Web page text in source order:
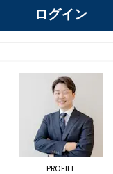
ログイン
PROFILE